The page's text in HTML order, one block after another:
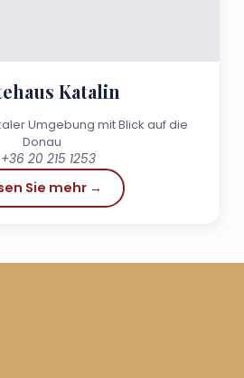
Katalin
Umgebung mit Blick auf die
Donau
+36 20 215 1253
Sie mehr →